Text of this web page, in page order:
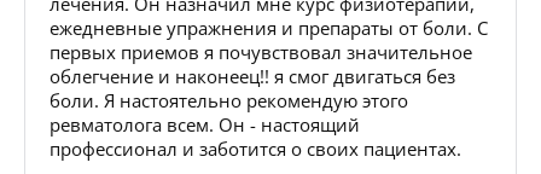
ежедневные упражнения и препараты от боли. С
первых приемов я почувствовал значительное
облегчение и наконеец!! я смог двигаться без
боли. Я настоятельно рекомендую этого
ревматолога всем. Он - настоящий
профессионал и заботится о своих пациентах.